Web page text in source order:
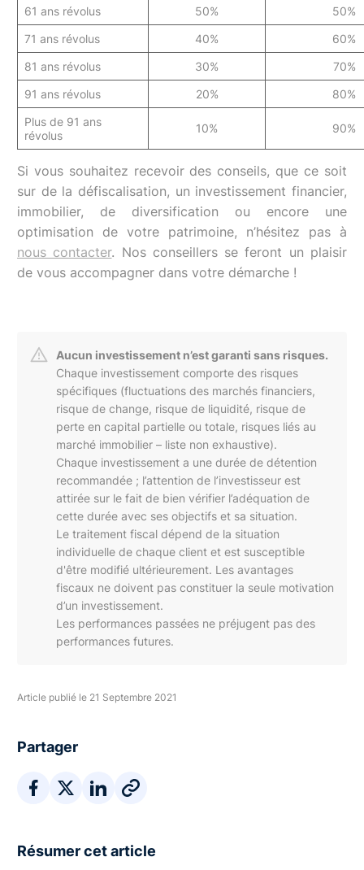
61 ans révolus
50%
50%
71 ans révolus
40%
60%
81 ans révolus
30%
70%
91 ans révolus
20%
80%
Plus de 91 ans
révolus
10% 90%
Si vous souhaitez recevoir des conseils, que ce soit
sur de la défiscalisation, un investissement financier,
immobilier, de diversification ou encore une
optimisation de votre patrimoine, n’hésitez pas à
nous contacter. Nos conseillers se feront un plaisir
de vous accompagner dans votre démarche !
Aucun investissement n’est garanti sans risques.
Chaque investissement comporte des risques
spécifiques (fluctuations des marchés financiers,
risque de change, risque de liquidité, risque de
perte en capital partielle ou totale, risques liés au
marché immobilier – liste non exhaustive).
Chaque investissement a une durée de détention
recommandée ; l’attention de l’investisseur est
attirée sur le fait de bien vérifier l’adéquation de
cette durée avec ses objectifs et sa situation.
Le traitement fiscal dépend de la situation
individuelle de chaque client et est susceptible
d'être modifié ultérieurement. Les avantages
fiscaux ne doivent pas constituer la seule motivation
d’un investissement.
Les performances passées ne préjugent pas des
performances futures.
Article publié le 21 Septembre 2021
Partager
Résumer cet article